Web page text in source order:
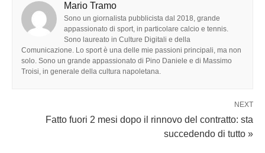
Mario Tramo
Sono un giornalista pubblicista dal 2018, grande
appassionato di sport, in particolare calcio e tennis.
Sono laureato in Culture Digitali e della
Comunicazione. Lo sport è una delle mie passioni principali, ma non
solo. Sono un grande appassionato di Pino Daniele e di Massimo
Troisi, in generale della cultura napoletana.
NEXT
Fatto fuori 2 mesi dopo il rinnovo del contratto: sta
succedendo di tutto »